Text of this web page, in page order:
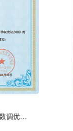
动物疫病荧光免疫动态参数调优系统